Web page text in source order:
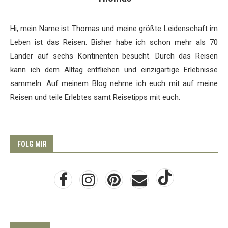
Hi, mein Name ist Thomas und meine größte Leidenschaft im
Leben ist das Reisen. Bisher habe ich schon mehr als 70
Länder auf sechs Kontinenten besucht. Durch das Reisen
kann ich dem Alltag entfliehen und einzigartige Erlebnisse
sammeln. Auf meinem Blog nehme ich euch mit auf meine
Reisen und teile Erlebtes samt Reisetipps mit euch.
FOLG MIR